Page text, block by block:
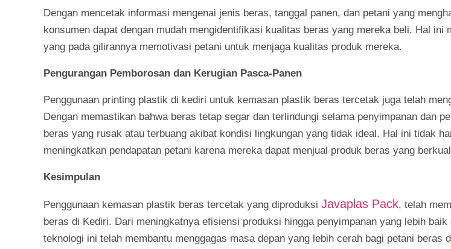
Dengan mencetak informasi mengenai jenis beras, tanggal panen, dan petani yang
konsumen dapat dengan mudah mengidentifikasi kualitas beras yang mereka beli. Hal ini
yang pada gilirannya memotivasi petani untuk menjaga kualitas produk mereka.
Pengurangan Pemborosan dan Kerugian Pasca-Panen
Penggunaan printing plastik di kediri untuk kemasan plastik beras tercetak juga telah
Dengan memastikan bahwa beras tetap segar dan terlindungi selama penyimpanan dan
beras yang rusak atau terbuang akibat kondisi lingkungan yang tidak ideal. Hal ini tidak
meningkatkan pendapatan petani karena mereka dapat menjual produk beras yang
Kesimpulan
Penggunaan kemasan plastik beras tercetak yang diproduksi Javaplas Pack, telah
beras di Kediri. Dari meningkatnya efisiensi produksi hingga penyimpanan yang lebih
teknologi ini telah membantu menggagas masa depan yang lebih cerah bagi petani beras